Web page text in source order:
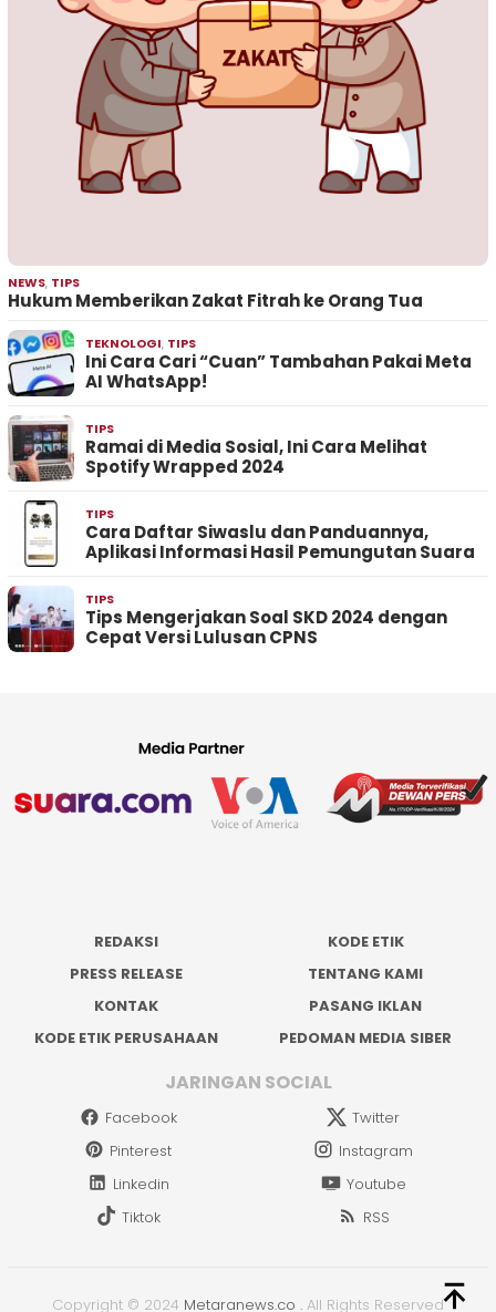
NEWS, TIPS
Hukum Memberikan Zakat Fitrah ke Orang Tua
TEKNOLOGI, TIPS
Ini Cara Cari “Cuan” Tambahan Pakai Meta
AI WhatsApp!
TIPS
Ramai di Media Sosial, Ini Cara Melihat
Spotify Wrapped 2024
TIPS
Cara Daftar Siwaslu dan Panduannya,
Aplikasi Informasi Hasil Pemungutan Suara
TIPS
Tips Mengerjakan Soal SKD 2024 dengan
Cepat Versi Lulusan CPNS
REDAKSI
KODE ETIK
PRESS RELEASE
TENTANG KAMI
KONTAK
PASANG IKLAN
KODE ETIK PERUSAHAAN
PEDOMAN MEDIA SIBER
JARINGAN SOCIAL
Facebook
Twitter
Pinterest
Instagram
Linkedin
Youtube
Tiktok
RSS
Copyright © 2024 Metaranews.co . All Rights Reserved